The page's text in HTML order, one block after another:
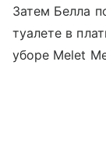
Затем Белла
туалете в
уборе Melet